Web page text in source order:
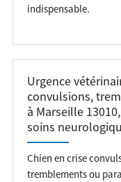
indispensable.
Urgence
convulsions,
à Marseille
soins
Chien en crise
tremblements ou